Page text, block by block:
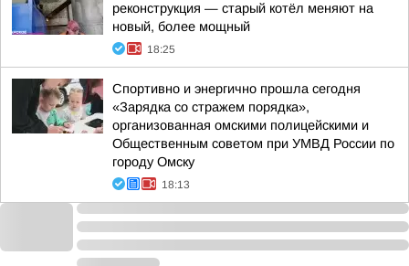
реконструкция — старый котёл меняют на
новый, более мощный
18:25
Спортивно и энергично прошла сегодня
«Зарядка со стражем порядка»,
организованная омскими полицейскими и
Общественным советом при УМВД России по
городу Омску
18:13